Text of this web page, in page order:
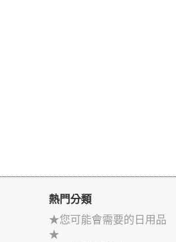
熱門分類
★您可能會需要的日用品
★